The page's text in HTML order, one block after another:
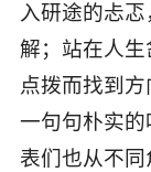
入研途的忐
解；站在人
点拨而找到
一句句朴实
表们也从不